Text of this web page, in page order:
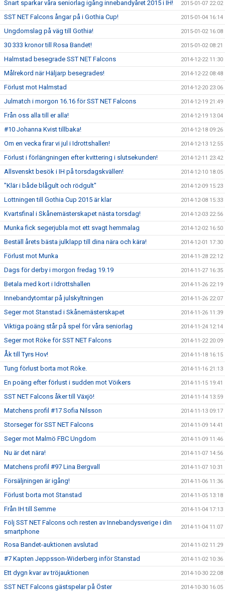
Snart sparkar våra seniorlag igång innebandyåret 2015 i IH! 2015-01-07 22:02
SST NET Falcons ångar på i Gothia Cup! 2015-01-04 16:14
Ungdomslag på väg till Gothia! 2015-01-02 16:08
30 333 kronor till Rosa Bandet! 2015-01-02 08:21
Halmstad besegrade SST NET Falcons 2014-12-22 11:30
Målrekord när Häljarp besegrades! 2014-12-22 08:48
Förlust mot Halmstad 2014-12-20 23:06
Julmatch i morgon 16.16 för SST NET Falcons 2014-12-19 21:49
Från oss alla till er alla! 2014-12-19 13:04
#10 Johanna Kvist tillbaka! 2014-12-18 09:26
Om en vecka firar vi jul i Idrottshallen! 2014-12-13 12:55
Förlust i förlängningen efter kvittering i slutsekunden! 2014-12-11 23:42
Allsvenskt besök i IH på torsdagskvällen! 2014-12-10 18:05
"Klär i både blågult och rödgult" 2014-12-09 15:23
Lottningen till Gothia Cup 2015 är klar 2014-12-08 15:33
Kvartsfinal i Skånemästerskapet nästa torsdag! 2014-12-03 22:56
Munka fick segerjubla mot ett svagt hemmalag 2014-12-02 16:50
Beställ årets bästa julklapp till dina nära och kära! 2014-12-01 17:30
Förlust mot Munka 2014-11-28 22:12
Dags för derby i morgon fredag 19.19 2014-11-27 16:35
Betala med kort i Idrottshallen 2014-11-26 22:19
Innebandytomtar på julskyltningen 2014-11-26 22:07
Seger mot Stanstad i Skånemästerskapet 2014-11-26 11:39
Viktiga poäng står på spel för våra seniorlag 2014-11-24 12:14
Seger mot Röke för SST NET Falcons 2014-11-22 20:09
Åk till Tyrs Hov! 2014-11-18 16:15
Tung förlust borta mot Röke. 2014-11-16 21:13
En poäng efter förlust i sudden mot Vöikers 2014-11-15 19:41
SST NET Falcons åker till Växjö! 2014-11-14 13:59
Matchens profil #17 Sofia Nilsson 2014-11-13 09:17
Storseger för SST NET Falcons 2014-11-09 14:41
Seger mot Malmö FBC Ungdom 2014-11-09 11:46
Nu är det nära! 2014-11-07 14:56
Matchens profil #97 Lina Bergvall 2014-11-07 10:31
Försäljningen är igång! 2014-11-06 11:36
Förlust borta mot Stanstad 2014-11-05 13:18
Från IH till Semme 2014-11-04 17:13
Följ SST NET Falcons och resten av Innebandysverige i din
smartphone
2014-11-04 11:07
Rosa Bandet-auktionen avslutad 2014-11-02 11:29
#7 Kapten Jeppsson-Widerberg inför Stanstad 2014-11-02 10:36
Ett dygn kvar av tröjauktionen 2014-10-30 22:08
SST NET Falcons gästspelar på Öster 2014-10-30 16:05